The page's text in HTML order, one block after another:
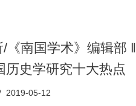
《南国学术》编辑部 ‖
历史学研究十大热点
2019-05-12